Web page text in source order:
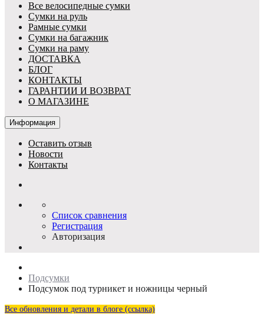
Все велосипедные сумки
Сумки на руль
Рамные сумки
Сумки на багажник
Сумки на раму
ДОСТАВКА
БЛОГ
КОНТАКТЫ
ГАРАНТИИ И ВОЗВРАТ
О МАГАЗИНЕ
Информация
Оставить отзыв
Новости
Контакты
Список сравнения
Регистрация
Авторизация
Подсумки
Подсумок под турникет и ножницы черный
Все обновления и детали в блоге (ссылка)